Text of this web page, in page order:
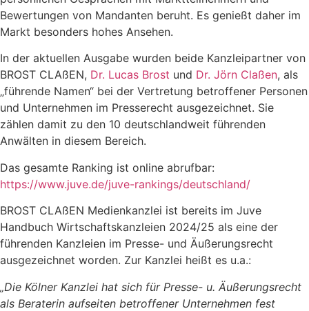
Bewertungen von Mandanten beruht. Es genießt daher im
Markt besonders hohes Ansehen.
In der aktuellen Ausgabe wurden beide Kanzleipartner von
BROST CLAßEN, Dr. Lucas Brost und Dr. Jörn Claßen, als
„führende Namen“ bei der Vertretung betroffener Personen
und Unternehmen im Presserecht ausgezeichnet. Sie
zählen damit zu den 10 deutschlandweit führenden
Anwälten in diesem Bereich.
Das gesamte Ranking ist online abrufbar:
https://www.juve.de/juve-rankings/deutschland/
BROST CLAßEN Medienkanzlei ist bereits im Juve
Handbuch Wirtschaftskanzleien 2024/25 als eine der
führenden Kanzleien im Presse- und Äußerungsrecht
ausgezeichnet worden. Zur Kanzlei heißt es u.a.:
„Die Kölner Kanzlei hat sich für Presse- u. Äußerungsrecht
als Beraterin aufseiten betroffener Unternehmen fest